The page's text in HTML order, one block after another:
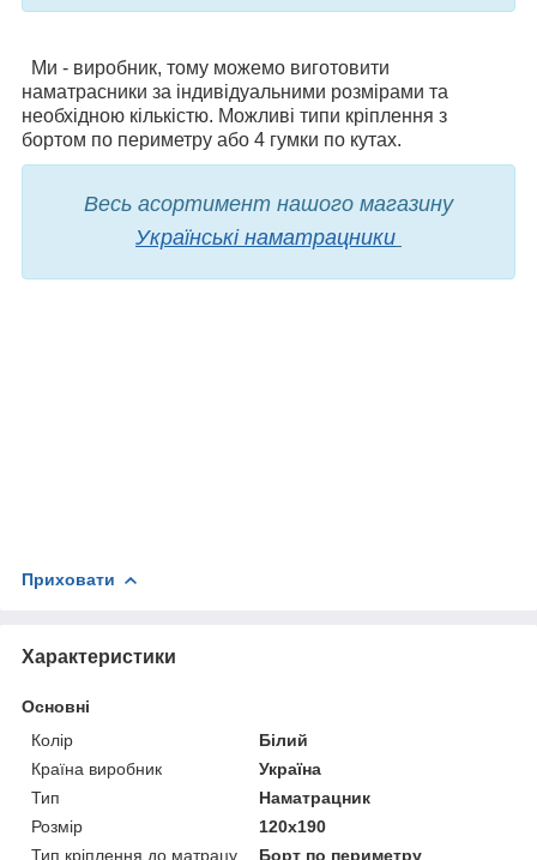
Ми - виробник, тому можемо виготовити
наматрасники за індивідуальними розмірами та
необхідною кількістю. Можливі типи кріплення з
бортом по периметру або 4 гумки по кутах.
Весь асортимент нашого магазину
Українські наматрацники
Приховати
Характеристики
Основні
Колір
Білий
Країна виробник
Україна
Тип
Наматрацник
Розмір
120x190
Тип кріплення до матрацу
Борт по периметру